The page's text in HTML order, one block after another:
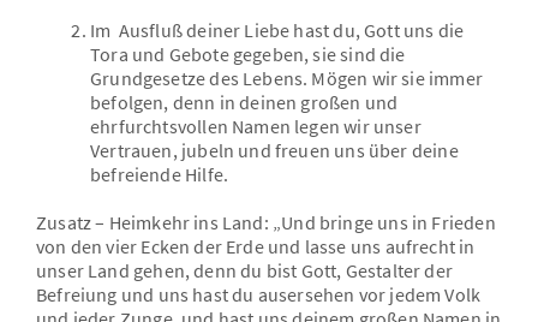
Im Ausfluß deiner Liebe hast du, Gott uns die
Tora und Gebote gegeben, sie sind die
Grundgesetze des Lebens. Mögen wir sie immer
befolgen, denn in deinen großen und
ehrfurchtsvollen Namen legen wir unser
Vertrauen, jubeln und freuen uns über deine
befreiende Hilfe.
Zusatz – Heimkehr ins Land: „Und bringe uns in Frieden
von den vier Ecken der Erde und lasse uns aufrecht in
unser Land gehen, denn du bist Gott, Gestalter der
Befreiung und uns hast du ausersehen vor jedem Volk